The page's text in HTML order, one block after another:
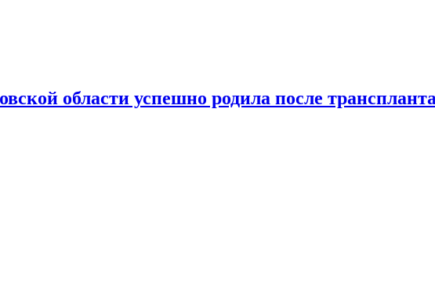
области успешно родила после